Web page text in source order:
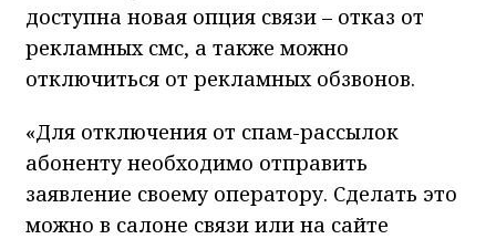
доступна новая опция связи – отказ от
рекламных смс, а также можно
отключиться от рекламных обзвонов.
«Для отключения от спам-рассылок
абоненту необходимо отправить
заявление своему оператору. Сделать это
можно в салоне связи или на сайте